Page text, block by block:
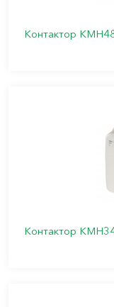
Контактор
Контактор